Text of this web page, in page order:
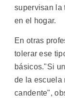
supervisan la
en el hogar.
En otras
tolerar ese
básicos."Si
de la escuela
candente",